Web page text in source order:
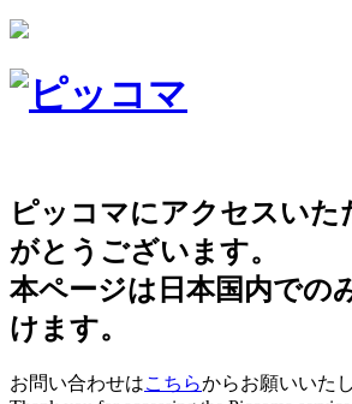
ピッコマにアクセスいた
がとうございます。
本ページは日本国内での
けます。
お問い合わせはこちらからお願いいた